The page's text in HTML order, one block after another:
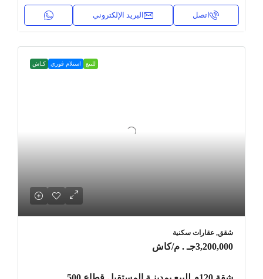
اتصل البريد الإلكتروني
للبيع استلام فوري كـاش
شقق, عقارات سكنية
3,200,000جـ . م /كاش